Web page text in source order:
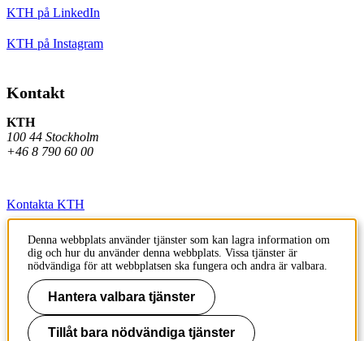
KTH på LinkedIn
KTH på Instagram
Kontakt
KTH
100 44 Stockholm
+46 8 790 60 00
Kontakta KTH
Jobba på KTH
Press och media
Faktura och betalning KTH
Om KTH:s webbplatser
Denna webbplats använder tjänster som kan lagra information om
dig och hur du använder denna webbplats. Vissa tjänster är
nödvändiga för att webbplatsen ska fungera och andra är valbara.
Hantera valbara tjänster
Tillåt bara nödvändiga tjänster